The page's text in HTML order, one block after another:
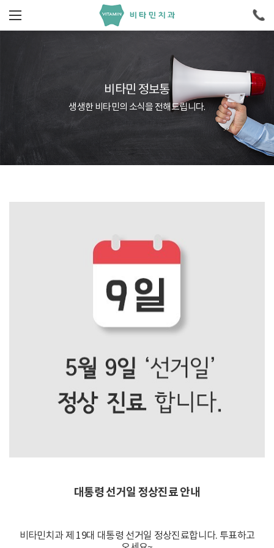
비타민 정보통
생생한 비타민의 소식을 전해드립니다.
대통령 선거일 정상진료 안내
비타민치과 제 19대 대통령 선거일 정상진료합니다. 투표하고